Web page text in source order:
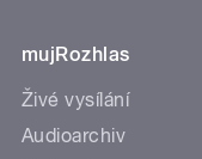
mujRozhlas
Živé vysílání
Audioarchiv